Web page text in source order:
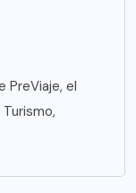
PreViaje, el